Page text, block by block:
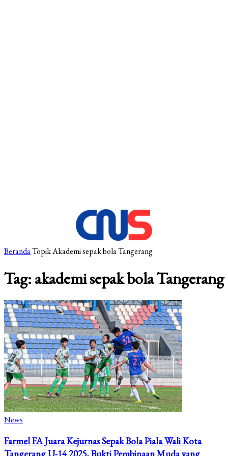
BerandaTopikAkademi sepak bola Tangerang
Tag: akademi sepak bola Tangerang
News
Farmel FA Juara Kejurnas Sepak Bola Piala Wali Kota